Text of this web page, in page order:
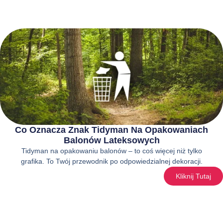
Co Oznacza Znak Tidyman Na Opakowaniach
Balonów Lateksowych
Tidyman na opakowaniu balonów – to coś więcej niż tylko
grafika. To Twój przewodnik po odpowiedzialnej dekoracji.
Kliknij Tutaj